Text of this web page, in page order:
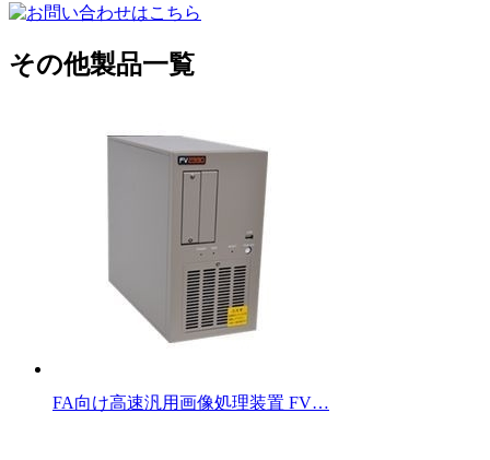
その他製品一覧
FA向け高速汎用画像処理装置 FV…